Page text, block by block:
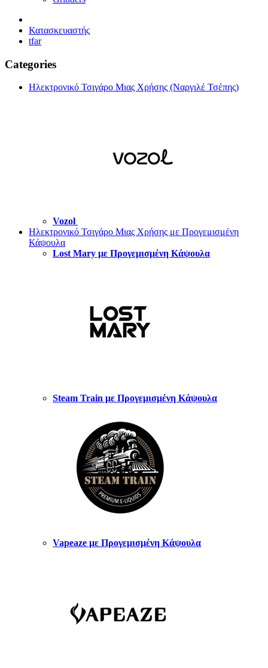
Κατασκευαστής
tfar
Categories
Ηλεκτρονικό Τσιγάρο Μιας Χρήσης (Ναργιλέ Τσέπης)
Vozol
Ηλεκτρονικό Τσιγάρο Μιας Χρήσης με Προγεμισμένη
Κάψουλα
Lost Mary με Προγεμισμένη Κάψουλα
Steam Train με Προγεμισμένη Κάψουλα
Vapeaze με Προγεμισμένη Κάψουλα